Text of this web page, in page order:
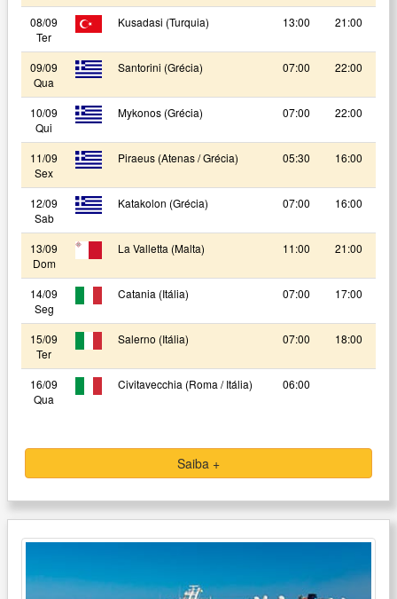
08/09
Ter
Kusadasi (Turquia) 13:00 21:00
09/09
Qua
Santorini (Grécia) 07:00 22:00
10/09
Qui
Mykonos (Grécia) 07:00 22:00
11/09
Sex
Piraeus (Atenas / Grécia) 05:30 16:00
12/09
Sab
Katakolon (Grécia) 07:00 16:00
13/09
Dom
La Valletta (Malta) 11:00 21:00
14/09
Seg
Catania (Itália) 07:00 17:00
15/09
Ter
Salerno (Itália) 07:00 18:00
16/09
Qua
Civitavecchia (Roma / Itália) 06:00
Saiba +